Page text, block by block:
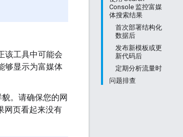
Console 监控富媒
体搜索结果
首次部署结构化
数据后
发布新模板或更
新代码后
定期分析流量时
问题排查
该工具中可能会
够显示为富媒体
。请确保您的网
网页看起来没有